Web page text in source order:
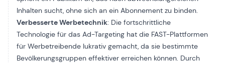
Inhalten sucht, ohne sich an ein Abonnement zu binden.
Verbesserte Werbetechnik: Die fortschrittliche
Technologie für das Ad-Targeting hat die FAST-Plattformen
für Werbetreibende lukrativ gemacht, da sie bestimmte
Bevölkerungsgruppen effektiver erreichen können. Durch